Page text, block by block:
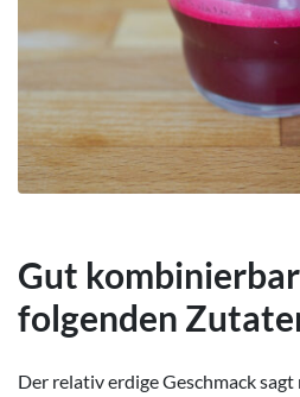
Gut
folgenden
Der relativ erdige Geschmack